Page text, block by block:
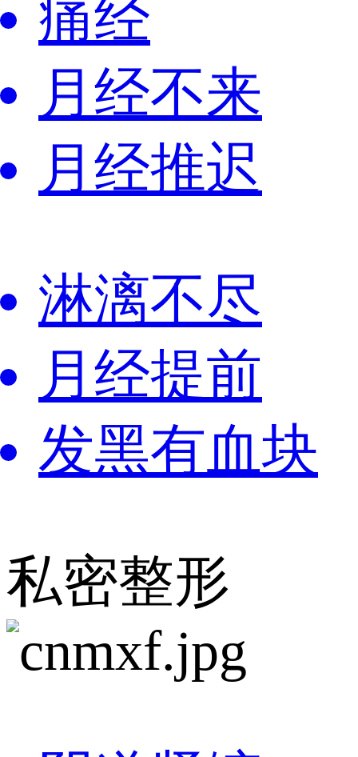
痛经
月经不来
月经推迟
淋漓不尽
月经提前
发黑有血块
私密整形